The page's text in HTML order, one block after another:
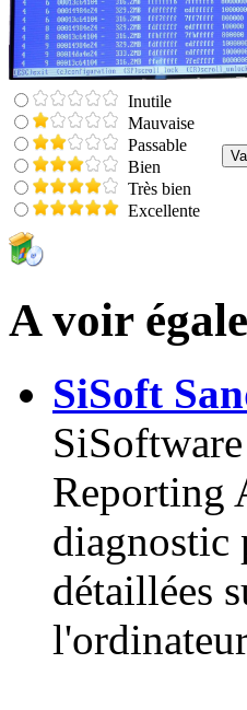
Inutile
Mauvaise
Passable
Bien
Très bien
Excellente
A voir
SiSoft
Reporting
diagnostic
détaillées